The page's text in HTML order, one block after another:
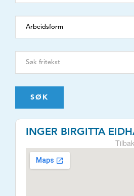
SØK
INGER BIRGITTA